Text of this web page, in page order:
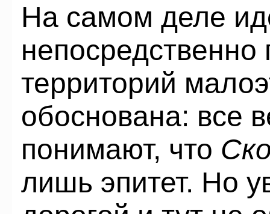
На самом деле
территорий
обоснована: все
понимают, что
лишь эпитет. Но